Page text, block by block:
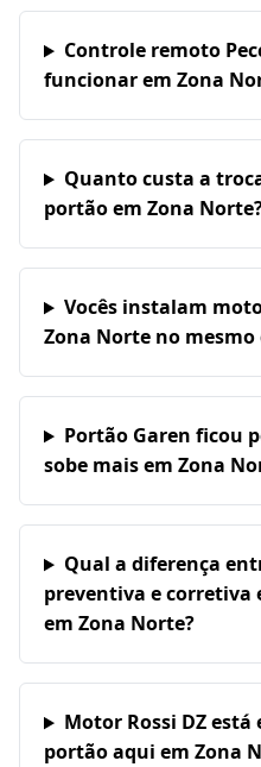
Controle remoto
funcionar em Zona
Quanto custa a
portão em Zona
Vocês instalam
Zona Norte no mesmo
Portão Garen ficou
sobe mais em Zona
Qual a diferença
preventiva e
em Zona Norte?
Motor Rossi DZ
portão aqui em Zona